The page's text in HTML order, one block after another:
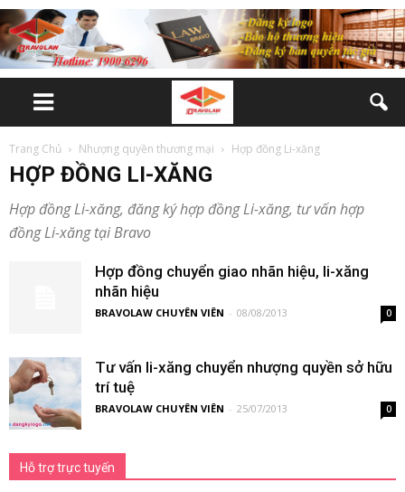
Trang Chủ Nhượng quyền thương mại Hợp đồng Li-xăng
HỢP ĐỒNG LI-XĂNG
Hợp đồng Li-xăng, đăng ký hợp đồng Li-xăng, tư vấn hợp
đồng Li-xăng tại Bravo
Hợp đồng chuyển giao nhãn hiệu, li-xăng
nhãn hiệu
BRAVOLAW CHUYÊN VIÊN - 08/08/2013 0
Tư vấn li-xăng chuyển nhượng quyền sở hữu
trí tuệ
BRAVOLAW CHUYÊN VIÊN - 25/07/2013 0
Hỗ trợ trực tuyến